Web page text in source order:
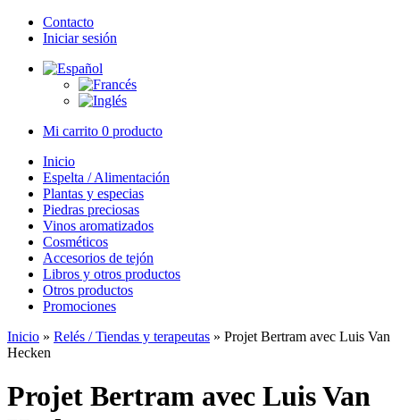
Contacto
Iniciar sesión
Mi carrito 0 producto
Inicio
Espelta / Alimentación
Plantas y especias
Piedras preciosas
Vinos aromatizados
Cosméticos
Accesorios de tejón
Libros y otros productos
Otros productos
Promociones
Inicio » Relés / Tiendas y terapeutas » Projet Bertram avec Luis Van
Hecken
Projet Bertram avec Luis Van